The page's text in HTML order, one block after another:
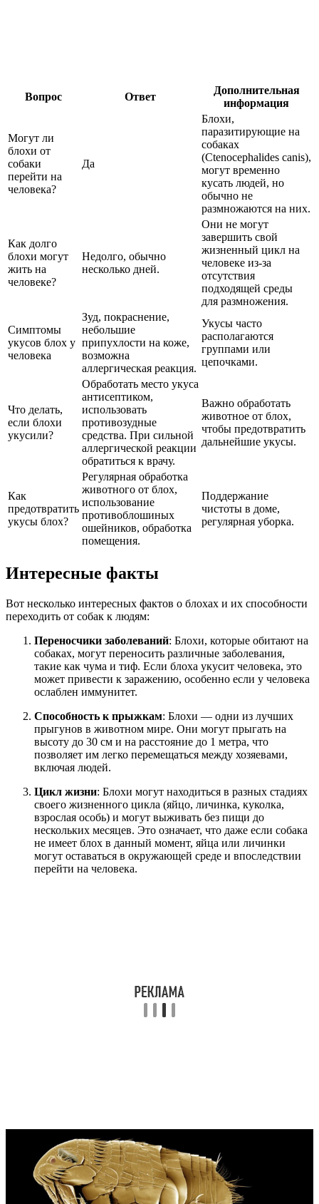
Вопрос Ответ
Дополнительная
информация
Могут ли
блохи от
собаки
перейти на
человека?
Да
Блохи,
паразитирующие на
собаках
(Ctenocephalides canis),
могут временно
кусать людей, но
обычно не
размножаются на них.
Как долго
блохи могут
жить на
человеке?
Недолго, обычно
несколько дней.
Они не могут
завершить свой
жизненный цикл на
человеке из-за
отсутствия
подходящей среды
для размножения.
Симптомы
укусов блох у
человека
Зуд, покраснение,
небольшие
припухлости на коже,
возможна
аллергическая реакция.
Укусы часто
располагаются
группами или
цепочками.
Что делать,
если блохи
укусили?
Обработать место укуса
антисептиком,
использовать
противозудные
средства. При сильной
аллергической реакции
обратиться к врачу.
Важно обработать
животное от блох,
чтобы предотвратить
дальнейшие укусы.
Как
предотвратить
укусы блох?
Регулярная обработка
животного от блох,
использование
противоблошиных
ошейников, обработка
помещения.
Поддержание
чистоты в доме,
регулярная уборка.
Интересные факты
Вот несколько интересных фактов о блохах и их способности
переходить от собак к людям:
Переносчики заболеваний: Блохи, которые обитают на
собаках, могут переносить различные заболевания,
такие как чума и тиф. Если блоха укусит человека, это
может привести к заражению, особенно если у человека
ослаблен иммунитет.
Способность к прыжкам: Блохи — одни из лучших
прыгунов в животном мире. Они могут прыгать на
высоту до 30 см и на расстояние до 1 метра, что
позволяет им легко перемещаться между хозяевами,
включая людей.
Цикл жизни: Блохи могут находиться в разных стадиях
своего жизненного цикла (яйцо, личинка, куколка,
взрослая особь) и могут выживать без пищи до
нескольких месяцев. Это означает, что даже если собака
не имеет блох в данный момент, яйца или личинки
могут оставаться в окружающей среде и впоследствии
перейти на человека.